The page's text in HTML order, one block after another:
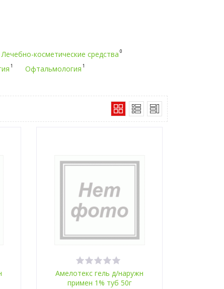
Лечебно-косметические средства 0
1 Офтальмология 1
Амелотекс гель д/наружн
примен 1% туб 50г